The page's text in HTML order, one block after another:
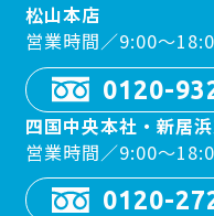
松山本店
営業時間／9:00〜
0120-
四国中央本社・新居
営業時間／9:00〜
0120-